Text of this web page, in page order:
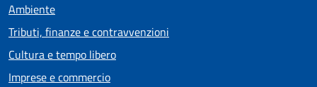
Ambiente
Tributi, finanze e contravvenzioni
Cultura e tempo libero
Imprese e commercio